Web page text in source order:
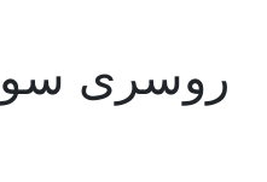
روسری